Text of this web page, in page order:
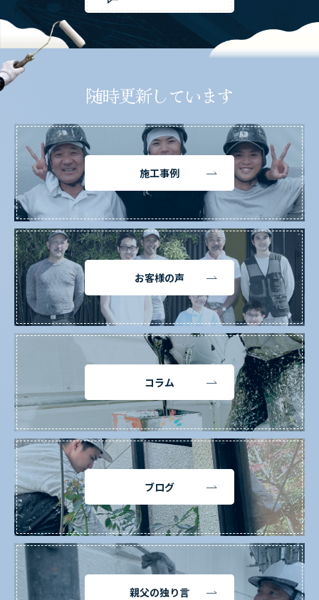
随時更新しています
施工事例
お客様の声
コラム
ブログ
親父の独り言